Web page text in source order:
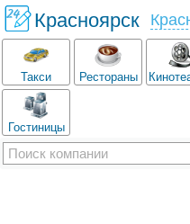
Красноярск
Такси Рестораны
Гостиницы